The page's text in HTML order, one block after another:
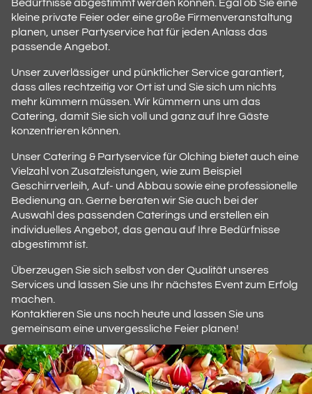
Bedürfnisse abgestimmt werden können. Egal ob Sie eine
kleine private Feier oder eine große Firmenveranstaltung
planen, unser Partyservice hat für jeden Anlass das
passende Angebot.
Unser zuverlässiger und pünktlicher Service garantiert,
dass alles rechtzeitig vor Ort ist und Sie sich um nichts
mehr kümmern müssen. Wir kümmern uns um das
Catering, damit Sie sich voll und ganz auf Ihre Gäste
konzentrieren können.
Unser Catering & Partyservice für Olching bietet auch eine
Vielzahl von Zusatzleistungen, wie zum Beispiel
Geschirrverleih, Auf- und Abbau sowie eine professionelle
Bedienung an. Gerne beraten wir Sie auch bei der
Auswahl des passenden Caterings und erstellen ein
individuelles Angebot, das genau auf Ihre Bedürfnisse
abgestimmt ist.
Überzeugen Sie sich selbst von der Qualität unseres
Services und lassen Sie uns Ihr nächstes Event zum Erfolg
machen.
Kontaktieren Sie uns noch heute und lassen Sie uns
gemeinsam eine unvergessliche Feier planen!